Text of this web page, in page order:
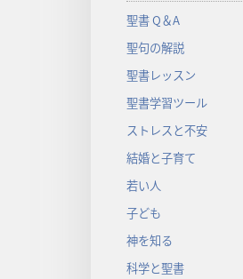
聖書 Q＆A
聖句の解説
聖書レッスン
聖書学習ツール
ストレスと不安
結婚と子育て
若い人
子ども
神を知る
科学と聖書